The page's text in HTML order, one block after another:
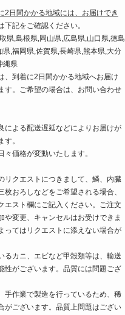
日間かかる地域には、お届けでき
下記をご確認ください。
県,島根県,岡山県,広島県,山口県,徳島
県,福岡県,佐賀県,長崎県,熊本県,大分
縄県
、到着に2日間かかる地域へお届け
す。ご希望の場合は、お問い合わせ
による配送遅延などによりお届けが
。
価格が変動いたします。
リクエストにつきまして、鱗、内臓
枚おろしなどをご希望される場合、
エスト欄にご記入ください。ご注文
や変更、キャンセルはお受けできま
ってはリクエストに添えない場合が
るカニ、エビなど甲殻類等は、輸送
性がございます。品質には問題ござ
手作業で製造を行っているため、稀
がございます。品質上問題はござい